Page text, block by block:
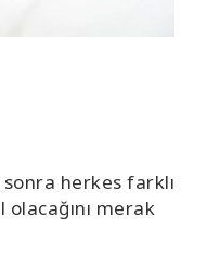
sonra herkes farklı
olacağını merak